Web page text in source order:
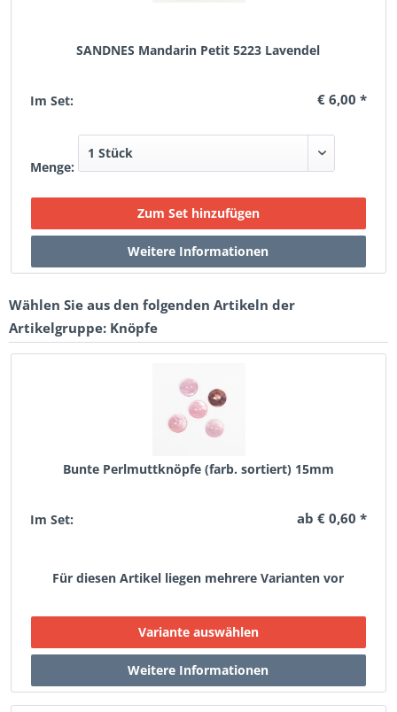
SANDNES Mandarin Petit 5223 Lavendel
Im Set: € 6,00 *
Menge:
Wählen Sie aus den folgenden Artikeln der
Artikelgruppe: Knöpfe
Bunte Perlmuttknöpfe (farb. sortiert) 15mm
Im Set: ab € 0,60 *
Für diesen Artikel liegen mehrere Varianten vor